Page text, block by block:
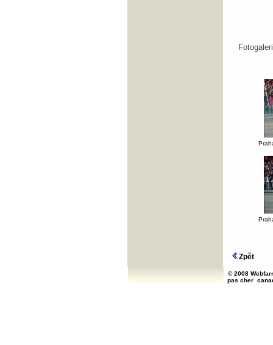
Zpět
© 2008
pas cher